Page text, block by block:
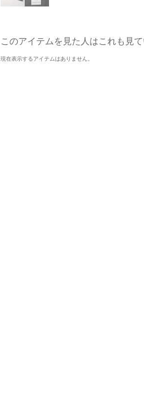
このアイテムを見た人はこれも見
現在表示するアイテムはありません。